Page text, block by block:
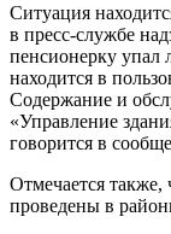
Ситуация
в пресс-службе
пенсионерку упал
находится в
Содержание и
«Управление
говорится в
Отмечается
проведены в